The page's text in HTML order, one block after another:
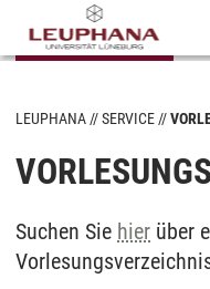
LEUPHANA SERVICE
Suchen Sie hier über